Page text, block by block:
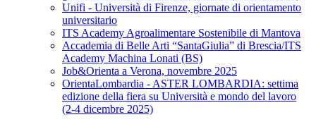
Unifi - Università di Firenze, giornate di orientamento
universitario
ITS Academy Agroalimentare Sostenibile di Mantova
Accademia di Belle Arti “SantaGiulia” di Brescia/ITS
Academy Machina Lonati (BS)
Job&Orienta a Verona, novembre 2025
OrientaLombardia - ASTER LOMBARDIA: settima
edizione della fiera su Università e mondo del lavoro
(2-4 dicembre 2025)